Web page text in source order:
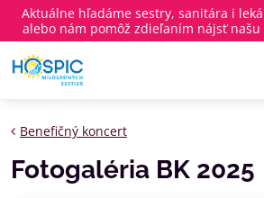
Aktuálne hľadáme sestry, sanitára i
alebo nám pomôž zdieľaním nájsť
Benefičný koncert
Fotogaléria BK 2025